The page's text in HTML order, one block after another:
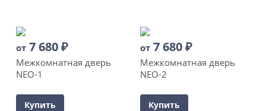
от 7 680₽
Межкомнатная дверь
NEO-1
Купить
от 7 680₽
Межкомнатная дверь
NEO-2
Купить